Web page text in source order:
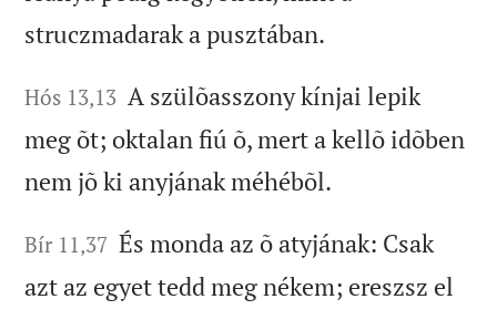
struczmadarak a pusztában.
Hós 13,13 A szülõasszony kínjai lepik
meg õt; oktalan fiú õ, mert a kellõ idõben
nem jõ ki anyjának méhébõl.
Bír 11,37 És monda az õ atyjának: Csak
azt az egyet tedd meg nékem; ereszsz el